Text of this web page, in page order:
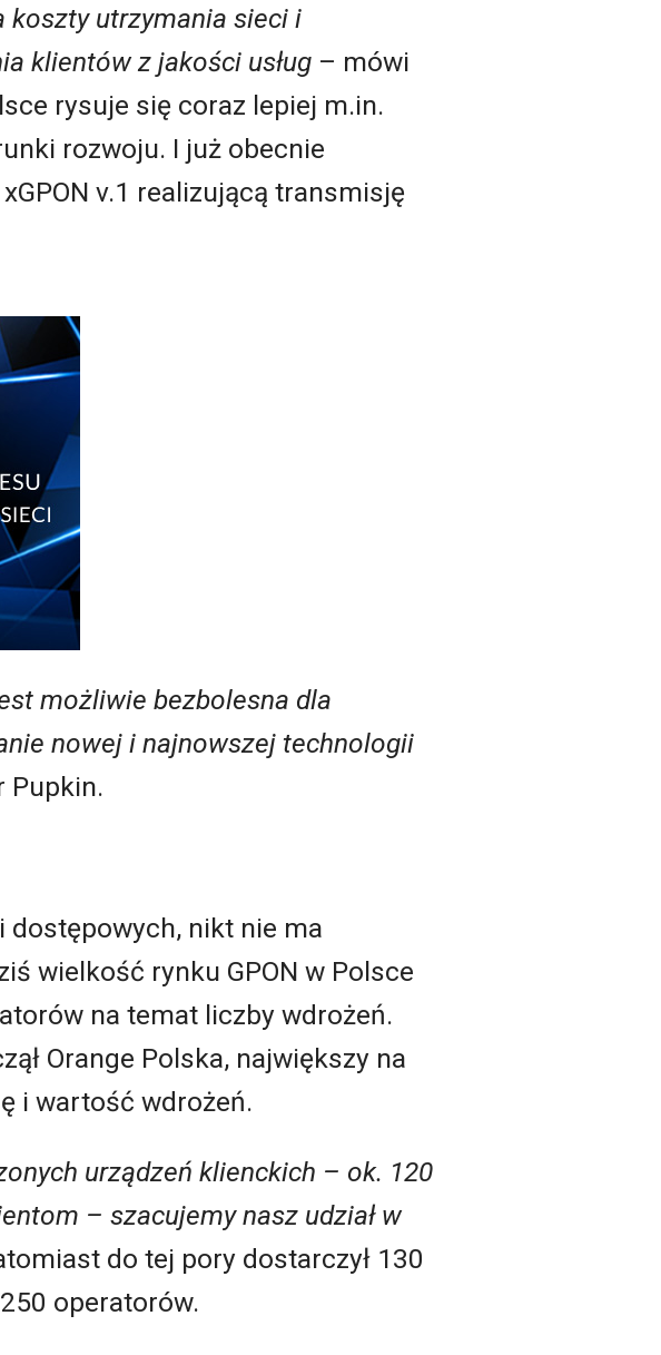
koszty utrzymania sieci i
klientów z jakości usług – mówi
rysuje się coraz lepiej m.in.
rozwoju. I już obecnie
v.1 realizującą transmisję
możliwie bezbolesna dla
nowej i najnowszej technologii
Pupkin.
dostępowych, nikt nie ma
wielkość rynku GPON w Polsce
na temat liczby wdrożeń.
Orange Polska, największy na
i wartość wdrożeń.
urządzeń klienckich – ok. 120
– szacujemy nasz udział w
do tej pory dostarczył 130
operatorów.